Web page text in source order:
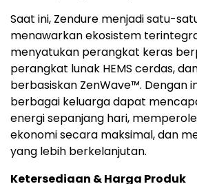
Saat ini, Zendure menjadi satu-
menawarkan ekosistem
menyatukan perangkat keras
perangkat lunak HEMS cerdas,
berbasiskan ZenWave™. Dengan
berbagai keluarga dapat
energi sepanjang hari,
ekonomi secara maksimal, dan
yang lebih berkelanjutan.
Ketersediaan & Harga Produk